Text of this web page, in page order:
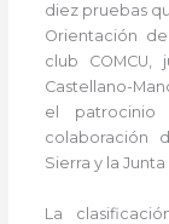
diez pruebas
Orientación
club COMCU,
Castellano-
el
colaboración
Sierra y la
La